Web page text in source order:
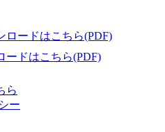
ロードはこちら(PDF)
ードはこちら(PDF)
ら
ー